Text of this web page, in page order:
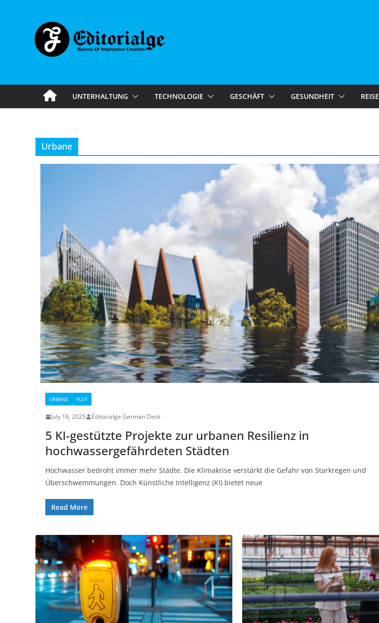
UNTERHALTUNG TECHNOLOGIE GESCHÄFT GESUNDHEIT REISE
Urbane
URBANE FLUT
July 16, 2025 Editorialge German Desk
5 KI-gestützte Projekte zur urbanen Resilienz in
hochwassergefährdeten Städten
Hochwasser bedroht immer mehr Städte. Die Klimakrise verstärkt die Gefahr von Starkregen und
Überschwemmungen. Doch Künstliche Intelligenz (KI) bietet neue
Read More